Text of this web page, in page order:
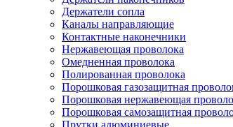
Держатели сопла
Каналы направляющие
Контактные наконечники
Нержавеющая проволока
Омедненная проволока
Полированная проволока
Порошковая газозащитная
Порошковая нержавеющая
Порошковая самозащитная
Прутки алюминиевые